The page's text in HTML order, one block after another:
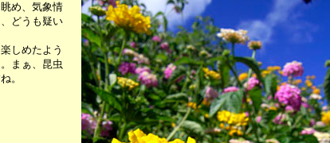
め、気象情
どうも疑い
しめたよう
まぁ、昆虫
。